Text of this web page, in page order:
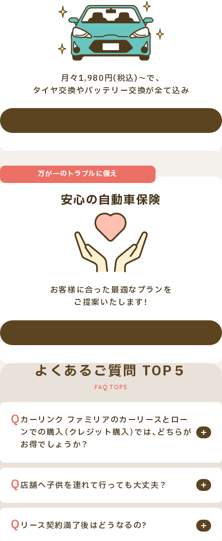
月々1,980円(税込)～で、
タイヤ交換やバッテリー交換が全て込み
万が一のトラブルに備え
安心の自動車保険
お客様に合った最適なプランを
ご提案いたします！
よくあるご質問 TOP５
カーリンク ファミリアのカーリースとロー
ンでの購入（クレジット購入）では、どちらが
お得でしょうか？
カーリンク ファミリアのカーリースとローンでのご購
入を比べると、月々のお支払い金額のみを見た場合、金
しかし自動車税や車検、オイル交換等、お車を維持して
いくにあたって必要な費用が多数含まれておりますの
店舗へ子供を連れて行っても大丈夫？
もちろん問題ありません。カーリンク ファミリア（旧
カーリンク上尾店）では、キッズスペースを完備してい
リース契約満了後はどうなるの?